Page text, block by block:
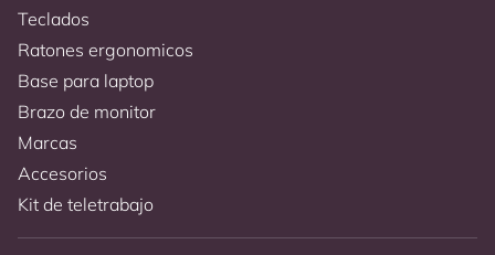
Teclados
Ratones ergonomicos
Base para laptop
Brazo de monitor
Marcas
Accesorios
Kit de teletrabajo